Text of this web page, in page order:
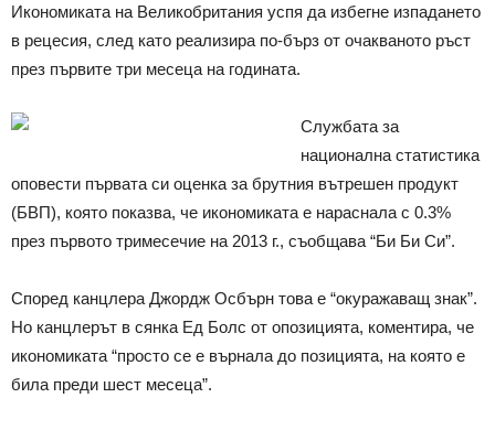
Икономиката на Великобритания успя да избегне изпадането
в рецесия, след като реализира по-бърз от очакваното ръст
през първите три месеца на годината.
Службата за
национална статистика
оповести първата си оценка за брутния вътрешен продукт
(БВП), която показва, че икономиката е нараснала с 0.3%
през първото тримесечие на 2013 г., съобщава “Би Би Си”.
Според канцлера Джордж Осбърн това е “окуражаващ знак”.
Но канцлерът в сянка Ед Болс от опозицията, коментира, че
икономиката “просто се е върнала до позицията, на която е
била преди шест месеца”.